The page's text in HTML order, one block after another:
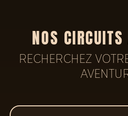
NOS
RECHERCHEZ